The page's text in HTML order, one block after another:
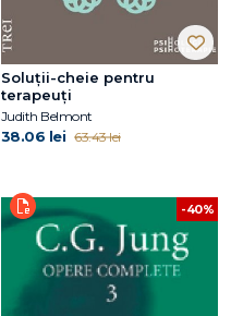
Soluții-cheie pentru
terapeuți
Judith Belmont
38.06 lei 63.43 lei
-40%